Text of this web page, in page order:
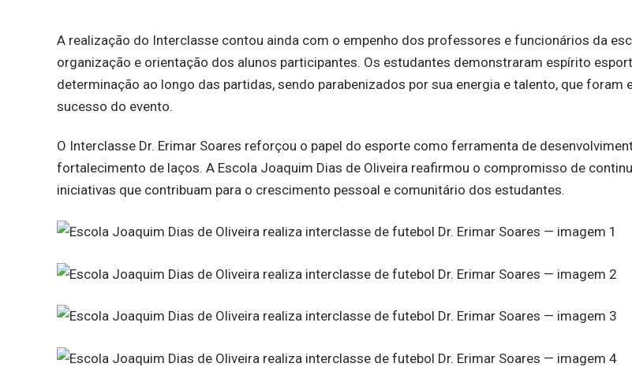
A realização do Interclasse contou ainda com o empenho dos professores e funcionários da
organização e orientação dos alunos participantes. Os estudantes demonstraram espírito
determinação ao longo das partidas, sendo parabenizados por sua energia e talento, que foram
sucesso do evento.
O Interclasse Dr. Erimar Soares reforçou o papel do esporte como ferramenta de
fortalecimento de laços. A Escola Joaquim Dias de Oliveira reafirmou o compromisso de
iniciativas que contribuam para o crescimento pessoal e comunitário dos estudantes.